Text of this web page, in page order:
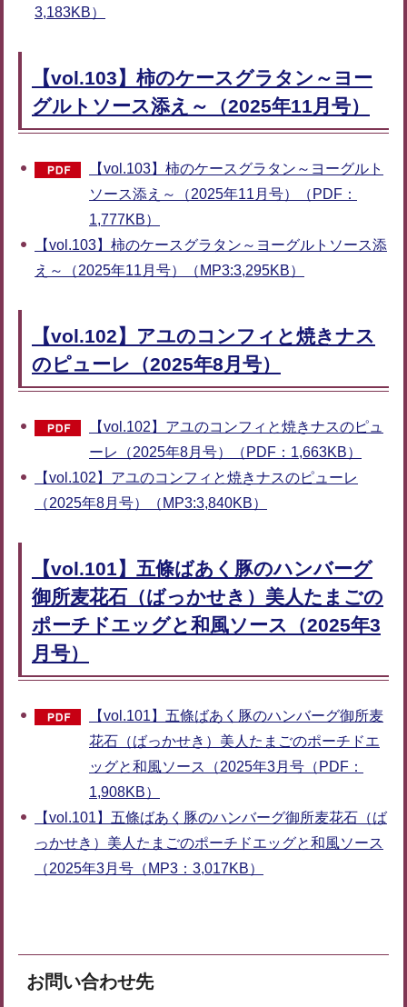
3,183KB）
【vol.103】柿のケースグラタン～ヨー
グルトソース添え～（2025年11月号）
【vol.103】柿のケースグラタン～ヨーグルト
ソース添え～（2025年11月号）（PDF：
1,777KB）
【vol.103】柿のケースグラタン～ヨーグルトソース添
え～（2025年11月号）（MP3:3,295KB）
【vol.102】アユのコンフィと焼きナス
のピューレ（2025年8月号）
【vol.102】アユのコンフィと焼きナスのピュ
ーレ（2025年8月号）（PDF：1,663KB）
【vol.102】アユのコンフィと焼きナスのピューレ
（2025年8月号）（MP3:3,840KB）
【vol.101】五條ばあく豚のハンバーグ
御所麦花石（ばっかせき）美人たまごの
ポーチドエッグと和風ソース（2025年3
月号）
【vol.101】五條ばあく豚のハンバーグ御所麦
花石（ばっかせき）美人たまごのポーチドエ
ッグと和風ソース（2025年3月号（PDF：
1,908KB）
【vol.101】五條ばあく豚のハンバーグ御所麦花石（ば
っかせき）美人たまごのポーチドエッグと和風ソース
（2025年3月号（MP3：3,017KB）
お問い合わせ先